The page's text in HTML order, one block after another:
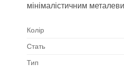
мінімалістичним
Колір
Стать
Тип